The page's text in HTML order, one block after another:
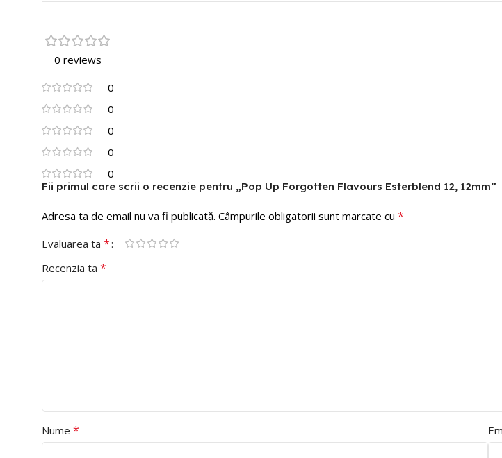
0 reviews
0
0
0
0
0
Fii primul care scrii o recenzie pentru „Pop Up Forgotten Flavours Esterblend 12, 12mm”
Adresa ta de email nu va fi publicată. Câmpurile obligatorii sunt marcate cu *
Evaluarea ta *
Recenzia ta *
Nume *